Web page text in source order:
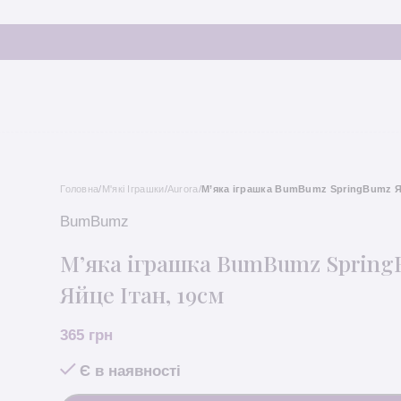
Головна/M'які Іграшки/Aurora/М’яка ігрaшка BumBumz SpringBumz
BumBumz
М’яка ігрaшка BumBumz
Яйце Ітан, 19см
365 грн
Є в наявності